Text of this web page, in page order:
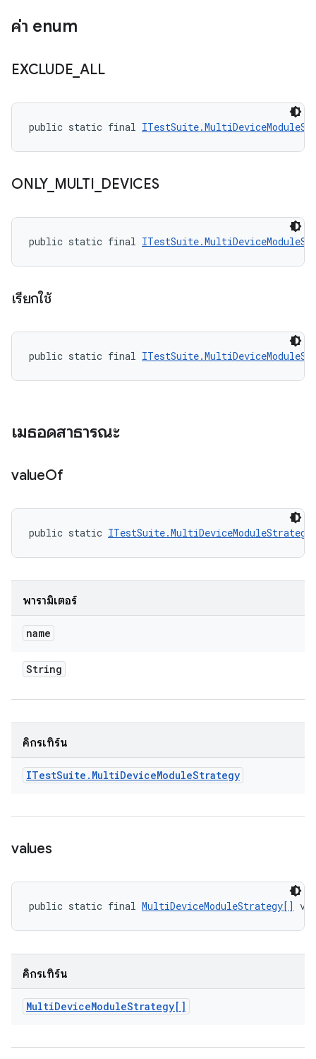
ค่า enum
EXCLUDE ALL
public static final
ONLY_ MULTI DEVICES
public static final
เรียกใช้
public static final
เมธอดสาธารณะ
valueOf
public static ITestSuite.MultiDeviceModuleStrategy
พารามิเตอร์
name
String
คิกรีเทิร์น
ITestSuite . MultiDeviceModuleStrategy
values
public static final MultiDeviceModuleStrategy[]
คิกรีเทิร์น
MultiDeviceModuleStrategy[]